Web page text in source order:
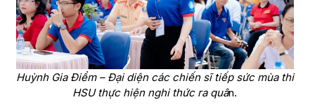
Huỳnh Gia Điểm – Đại diện các chiến sĩ tiếp sức mùa thi
HSU thực hiện nghi thức ra quân.